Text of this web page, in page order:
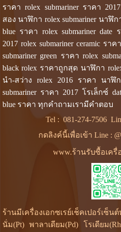
ราคา rolex submariner ราคา
สอง นาฬิกา rolex submariner นาฬิก
blue ราคา rolex submariner date
2017 rolex submariner ceramic ราค
submariner green ราคา rolex
black rolex ราคาถูกสุด นาฬิกา
นํา-สว่าง rolex 2016 ราคา นา
submariner ราคา 2017 โรเล็กซ์
blue ราคา ทุกคำถามเรามีคำตอบ
Tel :081-274-7506
กดลิงค์นี้เพื่อเข้า Line :
www.ร้านรับซื้อเครื่
ร้านมีเครื่องเอกซเรย์เช็คเปอร์เซ็
นั่ม(Pt) พาลาเดียม(Pd) โรเดียม